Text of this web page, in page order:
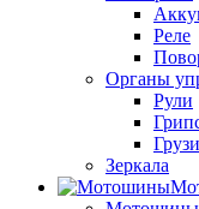
Реле
Органы
Рули
Зеркала